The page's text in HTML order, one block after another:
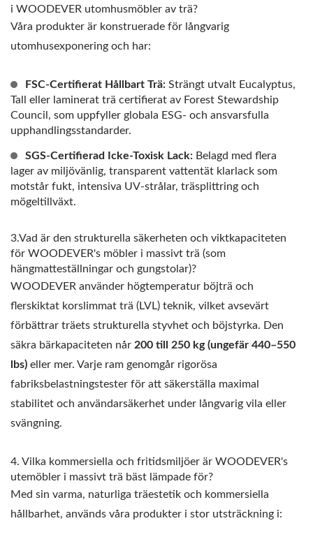
i WOODEVER utomhusmöbler av trä?
Våra produkter är konstruerade för långvarig
utomhusexponering och har:
FSC-Certifierat Hållbart Trä: Strängt utvalt Eucalyptus,
Tall eller laminerat trä certifierat av Forest Stewardship
Council, som uppfyller globala ESG- och ansvarsfulla
upphandlingsstandarder.
SGS-Certifierad Icke-Toxisk Lack: Belagd med flera
lager av miljövänlig, transparent vattentät klarlack som
motstår fukt, intensiva UV-strålar, träsplittring och
mögeltillväxt.
3.Vad är den strukturella säkerheten och viktkapaciteten
för WOODEVER's möbler i massivt trä (som
hängmatteställningar och gungstolar)?
WOODEVER använder högtemperatur böjträ och
flerskiktat korslimmat trä (LVL) teknik, vilket avsevärt
förbättrar träets strukturella styvhet och böjstyrka. Den
säkra bärkapaciteten når 200 till 250 kg (ungefär 440–550
lbs) eller mer. Varje ram genomgår rigorösa
fabriksbelastningstester för att säkerställa maximal
stabilitet och användarsäkerhet under långvarig vila eller
svängning.
4. Vilka kommersiella och fritidsmiljöer är WOODEVER's
utemöbler i massivt trä bäst lämpade för?
Med sin varma, naturliga träestetik och kommersiella
hållbarhet, används våra produkter i stor utsträckning i: